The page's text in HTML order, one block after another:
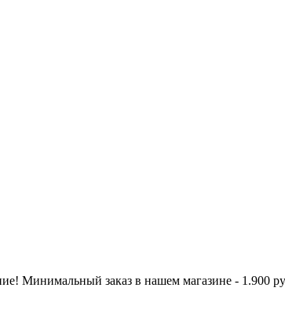
Минимальный заказ в нашем магазине - 1.900